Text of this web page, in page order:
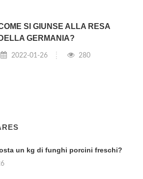
SI GIUNSE ALLA RESA
DELLA GERMANIA?
2022-01-26 280
un kg di funghi porcini freschi?